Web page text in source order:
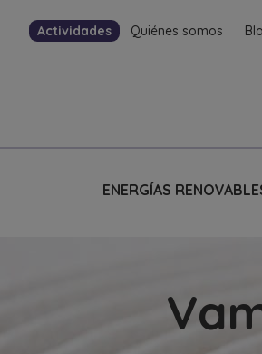
Actividades Quiénes somos
ENERGÍAS